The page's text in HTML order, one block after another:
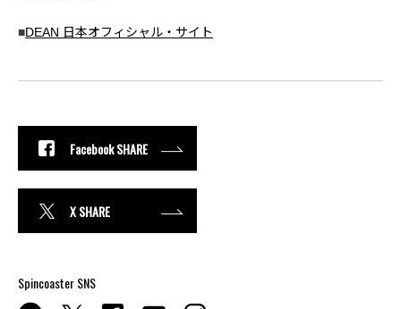
■DEAN 日本オフィシャル・サイト
Facebook SHARE
X SHARE
Spincoaster SNS